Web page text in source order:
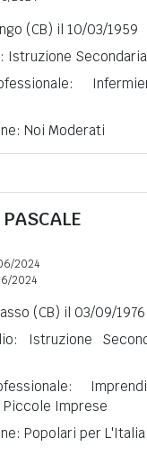
(CB) il 10/03/1959
Istruzione
Noi Moderati
PASCALE
2024
2024
(CB) il 03/09/1976
Istruzione
Imprese
Popolari per L'Italia